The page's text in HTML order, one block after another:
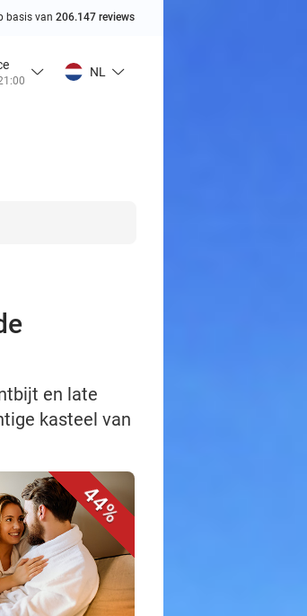
basis van 206.147 reviews
NL
en late
kasteel van
44%